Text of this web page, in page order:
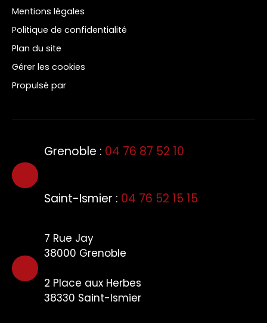
Mentions légales
Politique de confidentialité
Plan du site
Gérer les cookies
Propulsé par
Grenoble : 04 76 87 52 10
Saint-Ismier : 04 76 52 15 15
7 Rue Jay
38000 Grenoble
2 Place aux Herbes
38330 Saint-Ismier